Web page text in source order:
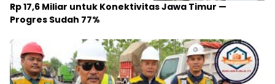
Rp 17,6 Miliar untuk Konektivitas Jawa Timur —
Progres Sudah 77%